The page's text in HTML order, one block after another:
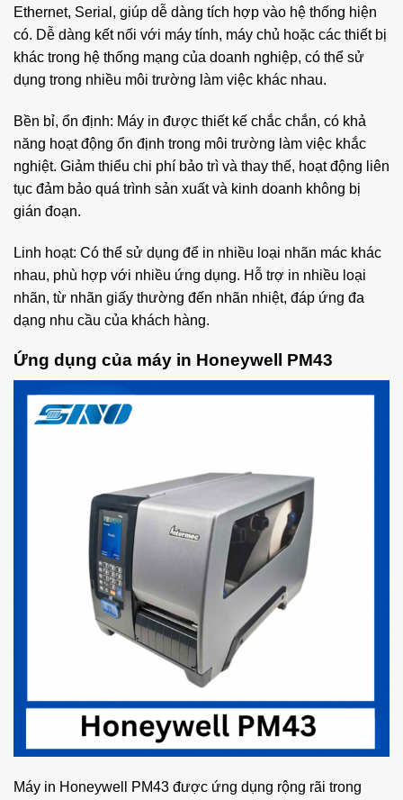
Ethernet, Serial, giúp dễ dàng tích hợp vào hệ thống hiện
có. Dễ dàng kết nối với máy tính, máy chủ hoặc các thiết bị
khác trong hệ thống mạng của doanh nghiệp, có thể sử
dụng trong nhiều môi trường làm việc khác nhau.
Bền bỉ, ổn định: Máy in được thiết kế chắc chắn, có khả
năng hoạt động ổn định trong môi trường làm việc khắc
nghiệt. Giảm thiểu chi phí bảo trì và thay thế, hoạt động liên
tục đảm bảo quá trình sản xuất và kinh doanh không bị
gián đoạn.
Linh hoạt: Có thể sử dụng để in nhiều loại nhãn mác khác
nhau, phù hợp với nhiều ứng dụng. Hỗ trợ in nhiều loại
nhãn, từ nhãn giấy thường đến nhãn nhiệt, đáp ứng đa
dạng nhu cầu của khách hàng.
Ứng dụng của máy in Honeywell PM43
Máy in Honeywell PM43 được ứng dụng rộng rãi trong